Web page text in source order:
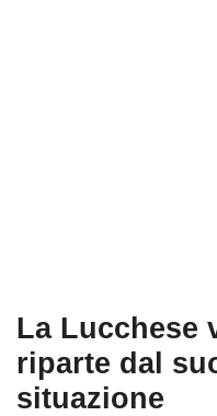
La Lucchese
riparte dal
situazione